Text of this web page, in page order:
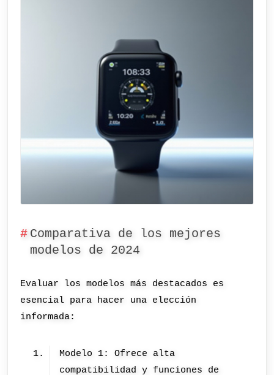
Comparativa de los mejores
modelos de 2024
Evaluar los modelos más destacados es
esencial para hacer una elección
informada:
Modelo 1: Ofrece alta
compatibilidad y funciones de